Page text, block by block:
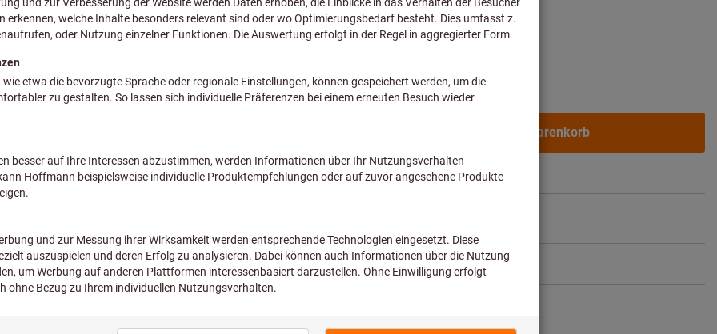
Netto: 51,50 €
In den Warenkorb
Sofort lieferbar Lieferzeit ca.1-2 Werktage
Services & Produktberater